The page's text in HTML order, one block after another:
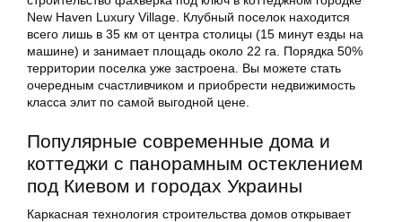
New Haven Luxury Village. Клубный поселок находится
всего лишь в 35 км от центра столицы (15 минут езды на
машине) и занимает площадь около 22 га. Порядка 50%
территории поселка уже застроена. Вы можете стать
очередным счастливчиком и приобрести недвижимость
класса элит по самой выгодной цене.
Популярные современные дома и
коттеджи с панорамным остеклением
под Киевом и городах Украины
Каркасная технология строительства домов открывает